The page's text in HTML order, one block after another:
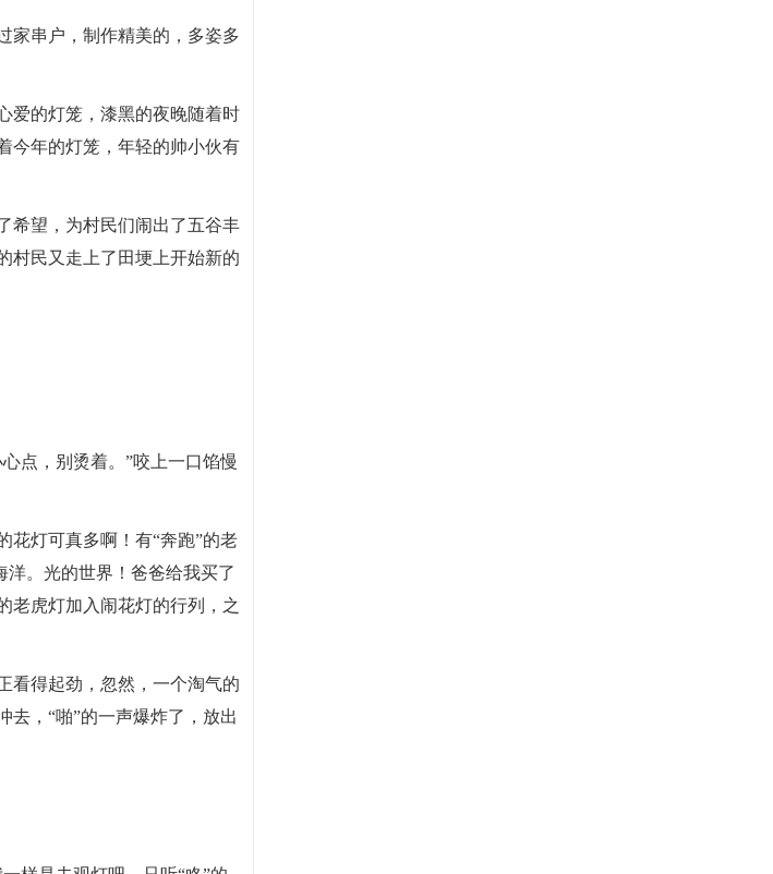
家串户，制作精美的，多姿多
爱的灯笼，漆黑的夜晚随着时
今年的灯笼，年轻的帅小伙有
希望，为村民们闹出了五谷丰
村民又走上了田埂上开始新的
点，别烫着。”咬上一口馅慢
花灯可真多啊！有“奔跑”的老
洋。光的世界！爸爸给我买了
老虎灯加入闹花灯的行列，之
得起劲，忽然，一个淘气的
去，“啪”的一声爆炸了，放出